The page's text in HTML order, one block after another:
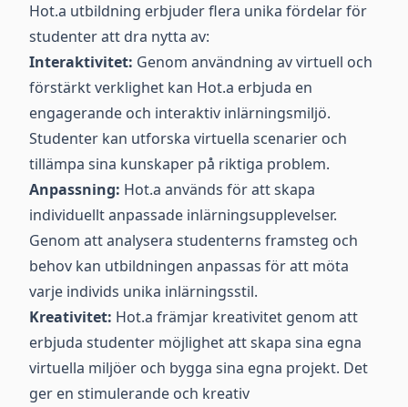
Hot.a utbildning erbjuder flera unika fördelar för
studenter att dra nytta av:
Interaktivitet: Genom användning av virtuell och
förstärkt verklighet kan Hot.a erbjuda en
engagerande och interaktiv inlärningsmiljö.
Studenter kan utforska virtuella scenarier och
tillämpa sina kunskaper på riktiga problem.
Anpassning: Hot.a används för att skapa
individuellt anpassade inlärningsupplevelser.
Genom att analysera studenterns framsteg och
behov kan utbildningen anpassas för att möta
varje individs unika inlärningsstil.
Kreativitet: Hot.a främjar kreativitet genom att
erbjuda studenter möjlighet att skapa sina egna
virtuella miljöer och bygga sina egna projekt. Det
ger en stimulerande och kreativ